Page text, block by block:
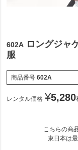
602A ロングジャ
服
商品番号 602A
レンタル価格 ¥5,280
こちらの商
東日本は